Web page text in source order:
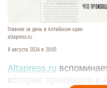
Главное за день в Алтайском крае.
altapress.ru.
8 августа 2026 в 20:05
Altapress.ru
которые произошли в